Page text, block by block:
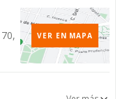
VER EN MAPA